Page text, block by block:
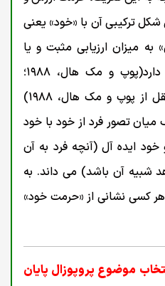
شکل ترکیبی آن با «خود» یعنی
میزان ارزیابی مثبت و یا
منفی فرد از خویش دلالت دارد(پوپ و مک هال، ۱۹۸۸؛
ربر،۱۹۸۵). جیمز (۱۹۸۰ به نقل از پوپ و مک هال، ۱۹۸۸)
تصور فرد از خود با خود
ایده آل (آنچه فرد به آن
شبیه آن باشد) می داند. به
هر کسی نشانی از «حرمت خود»
موضوع پروپوزال پایان